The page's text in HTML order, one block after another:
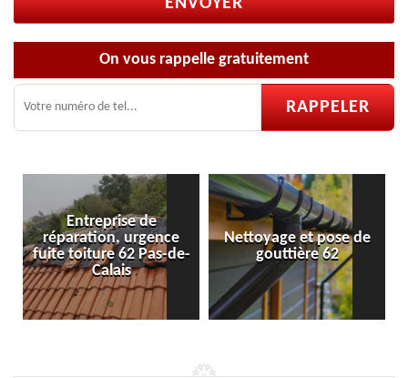
On vous rappelle gratuitement
Nettoyage et pose de
gouttière 62
Pose et réparation de
velux 62